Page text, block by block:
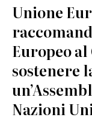
Unione
Europeo
sostenere
Nazioni